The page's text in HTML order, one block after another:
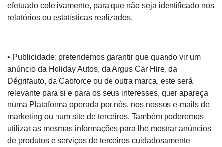
efetuado coletivamente, para que não seja identificado nos
relatórios ou estatísticas realizados.
• Publicidade: pretendemos garantir que quando vir um
anúncio da Holiday Autos, da Argus Car Hire, da
Dégrifauto, da Cabforce ou de outra marca, este será
relevante para si e para os seus interesses, quer apareça
numa Plataforma operada por nós, nos nossos e-mails de
marketing ou num site de terceiros. Também poderemos
utilizar as mesmas informações para lhe mostrar anúncios
de produtos e serviços de terceiros cuidadosamente